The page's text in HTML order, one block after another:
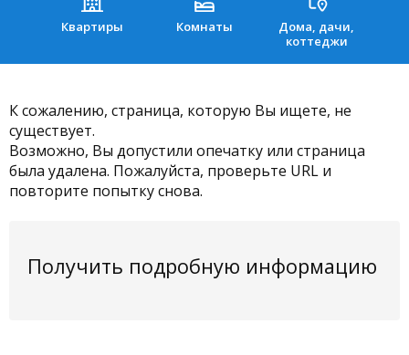
Квартиры Комнаты
Дома, дачи,
коттеджи
К сожалению, страница, которую Вы ищете, не
существует.
Возможно, Вы допустили опечатку или страница
была удалена. Пожалуйста, проверьте URL и
повторите попытку снова.
Получить подробную информацию